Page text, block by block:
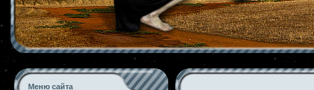
Меню сайта